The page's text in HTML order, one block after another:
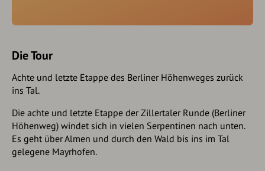
Die Tour
Achte und letzte Etappe des Berliner Höhenweges zurück
ins Tal.
Die achte und letzte Etappe der Zillertaler Runde (Berliner
Höhenweg) windet sich in vielen Serpentinen nach unten.
Es geht über Almen und durch den Wald bis ins im Tal
gelegene Mayrhofen.